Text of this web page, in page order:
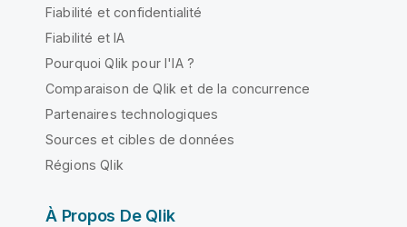
Fiabilité et confidentialité
Fiabilité et IA
Pourquoi Qlik pour l'IA ?
Comparaison de Qlik et de la concurrence
Partenaires technologiques
Sources et cibles de données
Régions Qlik
À Propos De Qlik